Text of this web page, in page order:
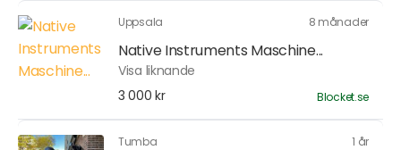
Uppsala 8 månader
Native Instruments Maschine...
Visa liknande
3 000 kr
Blocket.se
Tumba 1 år